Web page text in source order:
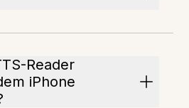
Reader
iPhone